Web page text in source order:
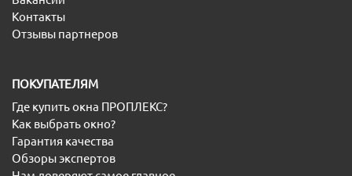
Контакты
Отзывы партнеров
ПОКУПАТЕЛЯМ
Где купить окна ПРОПЛЕКС?
Как выбрать окно?
Гарантия качества
Обзоры экспертов